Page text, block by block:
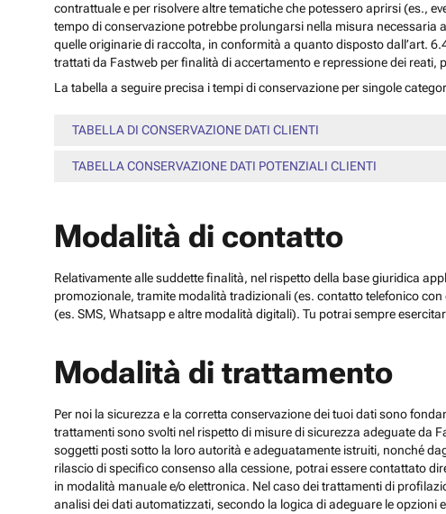
contrattuale e per risolvere altre tematiche che potessero aprirsi (es.,
tempo di conservazione potrebbe prolungarsi nella misura necessaria
quelle originarie di raccolta, in conformità a quanto disposto dall’art.
trattati da Fastweb per finalità di accertamento e repressione dei reati,
La tabella a seguire precisa i tempi di conservazione per singole
TABELLA DI CONSERVAZIONE DATI CLIENTI
TABELLA CONSERVAZIONE DATI POTENZIALI CLIENTI
Modalità di contatto
Relativamente alle suddette finalità, nel rispetto della base giuridica
promozionale, tramite modalità tradizionali (es. contatto telefonico
(es. SMS, Whatsapp e altre modalità digitali). Tu potrai sempre
Modalità di trattamento
Per noi la sicurezza e la corretta conservazione dei tuoi dati sono
trattamenti sono svolti nel rispetto di misure di sicurezza adeguate da
soggetti posti sotto la loro autorità e adeguatamente istruiti, nonché
rilascio di specifico consenso alla cessione, potrai essere contattato
in modalità manuale e/o elettronica. Nel caso dei trattamenti di
analisi dei dati automatizzati, secondo la logica di adeguare le opzioni